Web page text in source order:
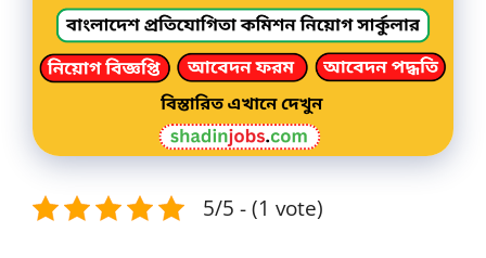
5/5 - (1 vote)